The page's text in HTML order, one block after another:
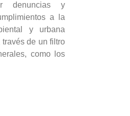
denuncias y
a la
y urbana
de un filtro
como los